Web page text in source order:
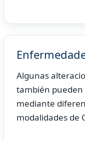
Algunas
también pueden
mediante
modalidades de